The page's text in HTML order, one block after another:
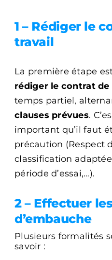
1 – Rédiger le
travail
La première étape
rédiger le contrat de
temps partiel,
clauses prévues.
important qu’il faut
précaution (Respect
classification
période d’essai,…).
2 – Effectuer
d’embauche
Plusieurs formalités
savoir :